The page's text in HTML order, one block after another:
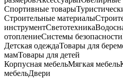
Спортивные товары
Строительные материалы
инструментСветотехника
отоплениеСистемы безопасности
Детская одеждаТовары для
мамТовары для детей
Корпусная мебельМягкая мебель
мебельДвери